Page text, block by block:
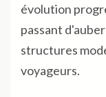
évolution
passant
structures
voyageurs.